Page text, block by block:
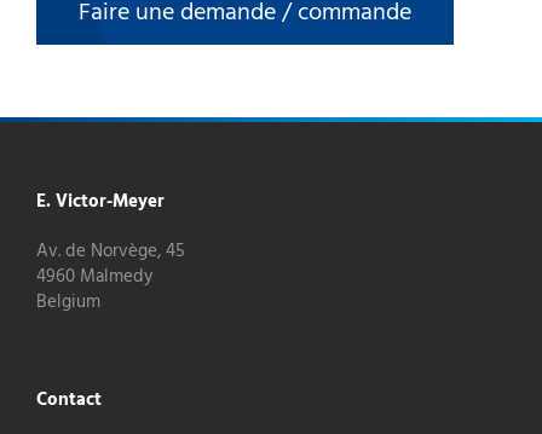
Faire une demande / commande
E. Victor-Meyer
Av. de Norvège, 45
4960 Malmedy
Belgium
Contact